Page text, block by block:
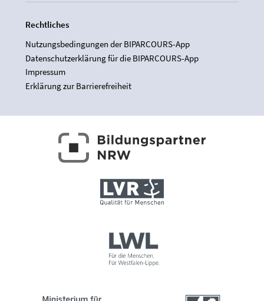
Rechtliches
Nutzungsbedingungen der BIPARCOURS-App
Datenschutzerklärung für die BIPARCOURS-App
Impressum
Erklärung zur Barrierefreiheit